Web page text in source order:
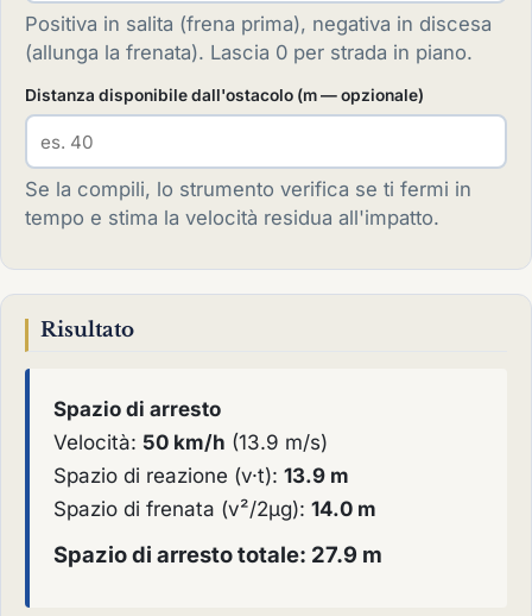
Positiva in salita (frena prima), negativa in discesa
(allunga la frenata). Lascia 0 per strada in piano.
Distanza disponibile dall'ostacolo (m — opzionale)
Se la compili, lo strumento verifica se ti fermi in
tempo e stima la velocità residua all'impatto.
Risultato
Spazio di arresto
Velocità: 50 km/h (13.9 m/s)
Spazio di reazione (v·t):13.9 m
Spazio di frenata (v²/2µg):14.0 m
Spazio di arresto totale: 27.9 m